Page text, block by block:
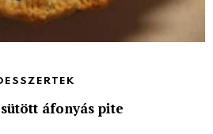
áfonyás pite